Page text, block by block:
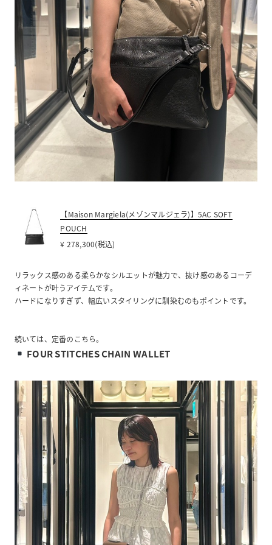
【Maison Margiela(メゾンマルジェラ)】5AC SOFT
POUCH
¥ 278,300(税込)
リラックス感のある柔らかなシルエットが魅力で、抜け感のあるコーデ
ィネートが叶うアイテムです。
ハードになりすぎず、幅広いスタイリングに馴染むのもポイントです。
続いては、定番のこちら。
FOUR STITCHES CHAIN WALLET